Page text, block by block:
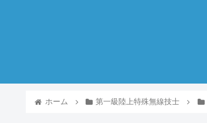
ホーム 第一級陸上特殊無線技士